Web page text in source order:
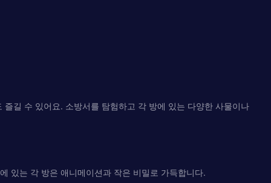
길 수 있어요. 소방서를 탐험하고 각 방에 있는 다양한 사물이나
있는 각 방은 애니메이션과 작은 비밀로 가득합니다.